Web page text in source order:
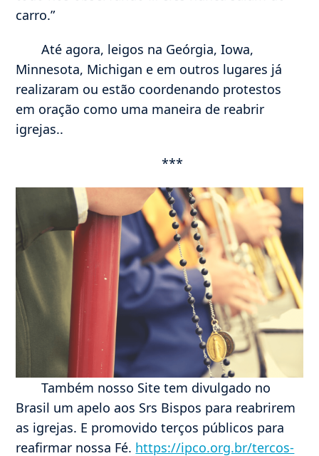
carro.”
Até agora, leigos na Geórgia, Iowa,
Minnesota, Michigan e em outros lugares já
realizaram ou estão coordenando protestos
em oração como uma maneira de reabrir
igrejas..
***
Também nosso Site tem divulgado no
Brasil um apelo aos Srs Bispos para reabrirem
as igrejas. E promovido terços públicos para
reafirmar nossa Fé. https://ipco.org.br/tercos-